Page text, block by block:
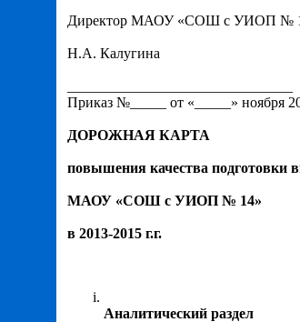
Директор МАОУ «СОШ с УИОП №
Н.А. Калугина
Приказ №_____ от «_____» ноября
ДОРОЖНАЯ КАРТА
повышения качества подготовки
МАОУ «СОШ с УИОП № 14»
в 2013-2015 г.г.
Аналитический раздел